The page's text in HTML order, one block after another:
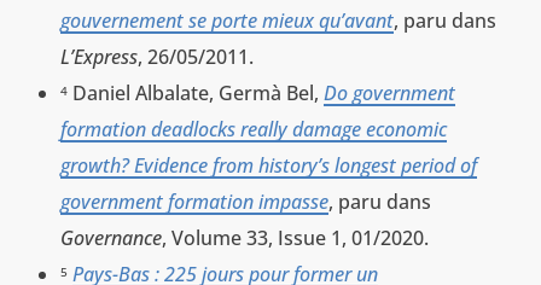
gouvernement se porte mieux qu’avant, paru dans
L’Express, 26/05/2011.
4Daniel Albalate, Germà Bel, Do government
formation deadlocks really damage economic
growth? Evidence from history’s longest period of
government formation impasse, paru dans
Governance, Volume 33, Issue 1, 01/2020.
5 Pays-Bas : 225 jours pour former un